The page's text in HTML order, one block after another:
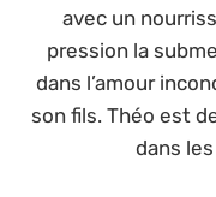
avec un
pression la
dans l’amour
son fils. Théo est
dans